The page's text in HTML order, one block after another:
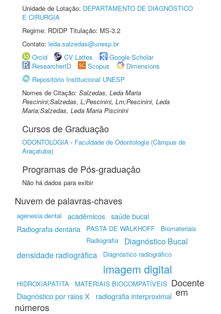
Unidade de Lotação: DEPARTAMENTO DE DIAGNÓSTICO
E CIRURGIA
Regime: RDIDP Titulação: MS-3.2
Contato: leda.salzedas@unesp.br
Orcid
CV Lattes
Google Scholar
ResearcherID
Scopus
Dimensions
Repositório Institucional UNESP
Nomes de Citação: Salzedas, Leda Maria
Pescinini;Salzedas, L;Pescinini, Lm;Pescinini, Leda
Maria;Salzedas, Leda Maria Piscinini
Cursos de Graduação
ODONTOLOGIA - Faculdade de Odontologia (Câmpus de
Araçatuba)
Programas de Pós-graduação
Não há dados para exibir
Nuvem de palavras-chaves
agenesia dental acadêmicos saúde bucal
Radiografia dentária
PASTA DE WALKHOFF
Biomateriais
Radiografia
Diagnóstico Bucal
densidade radiográfica
Diagnóstico radiográfico
imagem digital
HIDROXIAPATITA MATERIAIS BIOCOMPATÍVEIS
Diagnóstico por raios X radiografia interproximal
Docente
em
números